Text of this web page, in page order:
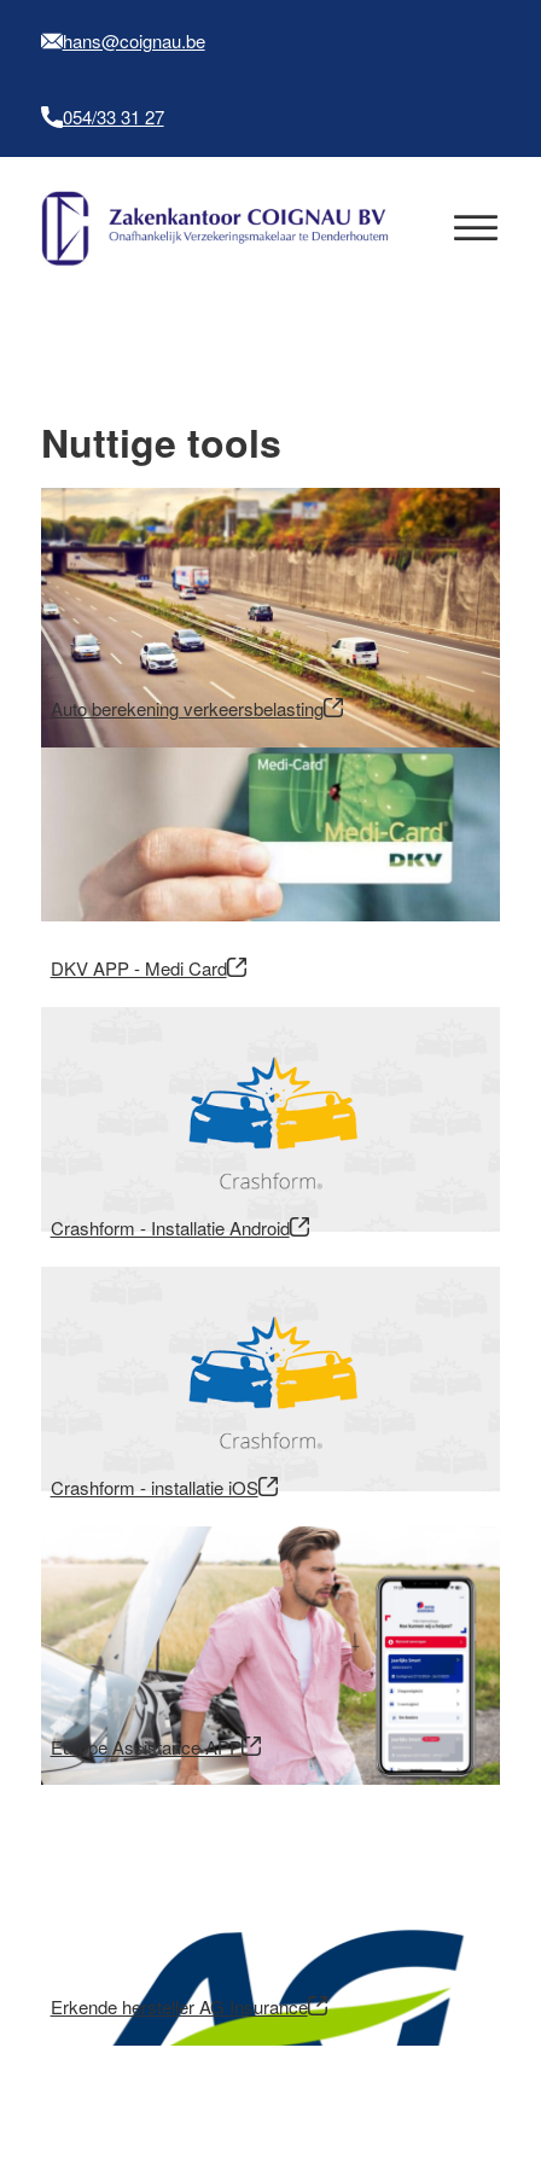
hans@coignau.be
054/33 31 27
Nuttige tools
Auto berekening verkeersbelasting
DKV APP - Medi Card
Crashform - Installatie Android
Crashform - installatie iOS
Europe Assistance APP
Erkende hersteller AG Insurance